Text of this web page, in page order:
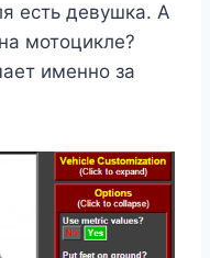
есть девушка. А
мотоцикле?
именно за